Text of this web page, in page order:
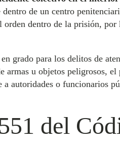
de un centro
dentro de la prisión, por
grado para los delitos de
armas u objetos peligrosos,
a autoridades o funcionarios
del